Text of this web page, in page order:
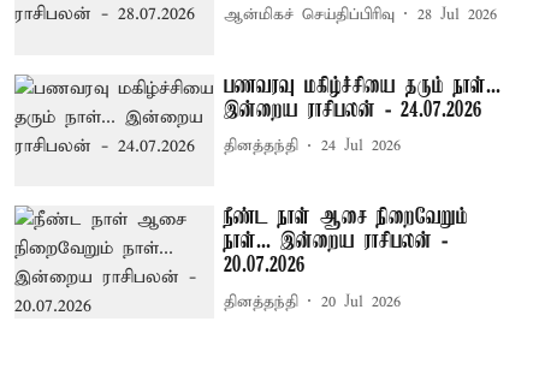
ஆன்மிகச் செய்திப்பிரிவு 28 Jul 2026
பணவரவு மகிழ்ச்சியை தரும் நாள்...
இன்றைய ராசிபலன் - 24.07.2026
தினத்தந்தி 24 Jul 2026
நீண்ட நாள் ஆசை நிறைவேறும்
நாள்... இன்றைய ராசிபலன் -
20.07.2026
தினத்தந்தி 20 Jul 2026